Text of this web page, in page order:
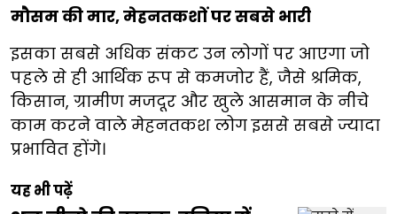
मौसम की मार, मेहनतकशों पर सबसे भारी
इसका सबसे अधिक संकट उन लोगों पर आएगा जो
पहले से ही आर्थिक रूप से कमजोर हैं, जैसे श्रमिक,
किसान, ग्रामीण मजदूर और खुले आसमान के नीचे
काम करने वाले मेहनतकश लोग इससे सबसे ज्यादा
प्रभावित होंगे।
यह भी पढ़ें